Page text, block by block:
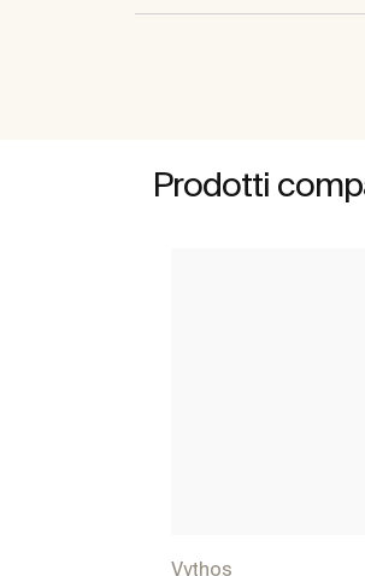
Prodotti
Vythos